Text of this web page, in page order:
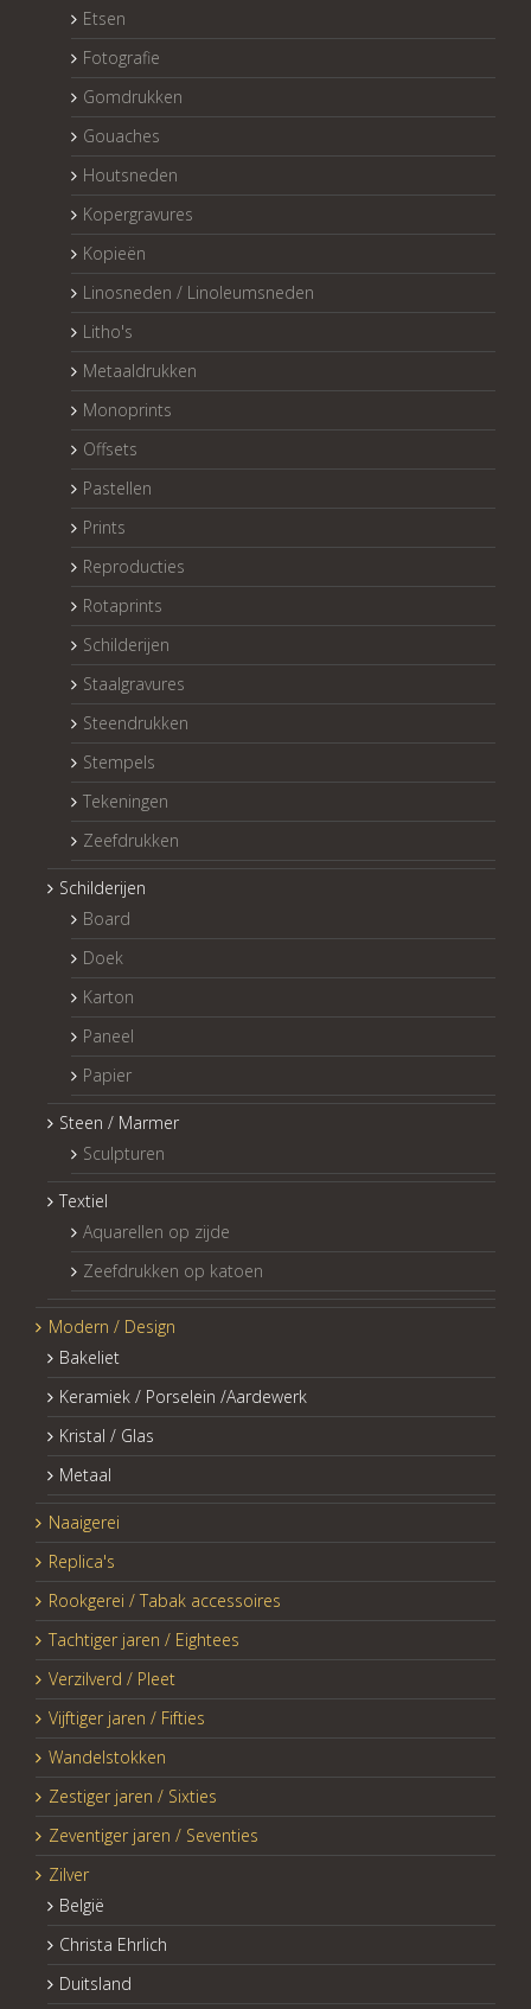
Etsen
Fotografie
Gomdrukken
Gouaches
Houtsneden
Kopergravures
Kopieën
Linosneden / Linoleumsneden
Litho's
Metaaldrukken
Monoprints
Offsets
Pastellen
Prints
Reproducties
Rotaprints
Schilderijen
Staalgravures
Steendrukken
Stempels
Tekeningen
Zeefdrukken
Schilderijen
Board
Doek
Karton
Paneel
Papier
Steen / Marmer
Sculpturen
Textiel
Aquarellen op zijde
Zeefdrukken op katoen
Modern / Design
Bakeliet
Keramiek / Porselein /Aardewerk
Kristal / Glas
Metaal
Naaigerei
Replica's
Rookgerei / Tabak accessoires
Tachtiger jaren / Eightees
Verzilverd / Pleet
Vijftiger jaren / Fifties
Wandelstokken
Zestiger jaren / Sixties
Zeventiger jaren / Seventies
Zilver
België
Christa Ehrlich
Duitsland